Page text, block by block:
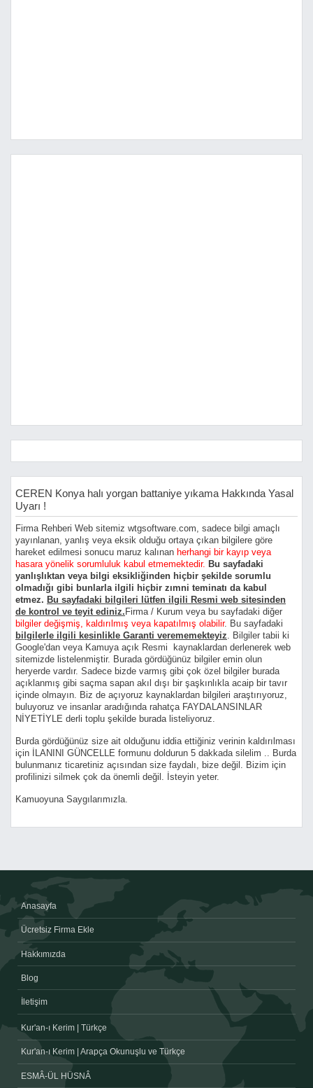
CEREN Konya halı yorgan battaniye yıkama Hakkında Yasal
Uyarı !
Firma Rehberi Web sitemiz wtgsoftware.com, sadece bilgi amaçlı
yayınlanan, yanlış veya eksik olduğu ortaya çıkan bilgilere göre
hareket edilmesi sonucu maruz kalınan herhangi bir kayıp veya
hasara yönelik sorumluluk kabul etmemektedir. Bu sayfadaki
yanlışlıktan veya bilgi eksikliğinden hiçbir şekilde sorumlu
olmadığı gibi bunlarla ilgili hiçbir zımni teminatı da kabul
etmez. Bu sayfadaki bilgileri lütfen ilgili Resmi web sitesinden
de kontrol ve teyit ediniz.Firma / Kurum veya bu sayfadaki diğer
bilgiler değişmiş, kaldırılmış veya kapatılmış olabilir. Bu sayfadaki
bilgilerle ilgili kesinlikle Garanti verememekteyiz . Bilgiler tabii ki
Google'dan veya Kamuya açık Resmi kaynaklardan derlenerek web
sitemizde listelenmiştir. Burada gördüğünüz bilgiler emin olun
heryerde vardır. Sadece bizde varmış gibi çok özel bilgiler burada
açıklanmış gibi saçma sapan akıl dışı bir şaşkınlıkla acaip bir tavır
içinde olmayın. Biz de açıyoruz kaynaklardan bilgileri araştırıyoruz,
buluyoruz ve insanlar aradığında rahatça FAYDALANSINLAR
NİYETİYLE derli toplu şekilde burada listeliyoruz.
Burda gördüğünüz size ait olduğunu iddia ettiğiniz verinin kaldırılması
için İLANINI GÜNCELLE formunu doldurun 5 dakkada silelim .. Burda
bulunmanız ticaretiniz açısından size faydalı, bize değil. Bizim için
profilinizi silmek çok da önemli değil. İsteyin yeter.
Kamuoyuna Saygılarımızla.
Anasayfa
Ücretsiz Firma Ekle
Hakkımızda
Blog
İletişim
Kur'an-ı Kerim | Türkçe
Kur'an-ı Kerim | Arapça Okunuşlu ve Türkçe
ESMÂ-ÜL HÜSNÂ